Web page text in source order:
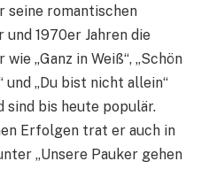
seine romantischen
und 1970er Jahren die
„Ganz in Weiß“, „Schön
und „Du bist nicht allein“
sind bis heute populär.
Erfolgen trat er auch in
„Unsere Pauker gehen